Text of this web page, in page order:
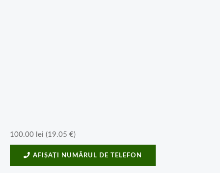
100.00 lei (19.05 €)
AFIȘAȚI NUMĂRUL DE TELEFON